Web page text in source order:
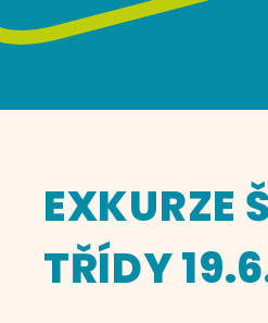
EXKURZE
TŘÍDY